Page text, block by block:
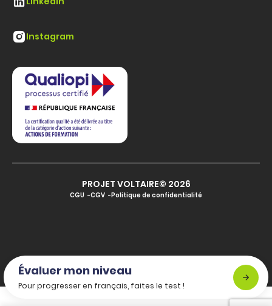
Évaluer mon niveau
Pour progresser en français, faites le test !
Instagram
PROJET VOLTAIRE© 2026
CGU CGV Politique de confidentialité